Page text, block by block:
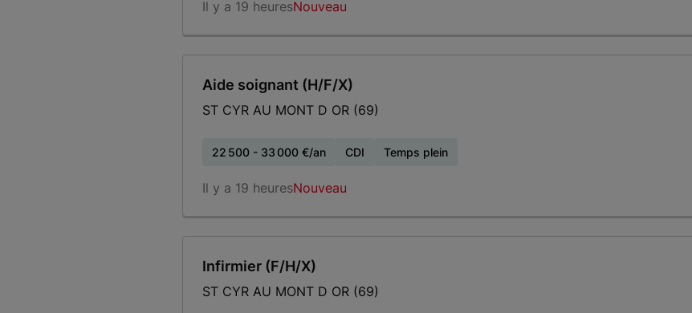
Il y a 19 heuresNouveau
Aide soignant (H/F/X)
ST CYR AU MONT D OR (69)
22 500 - 33 000 €/an CDI Temps plein
Il y a 19 heuresNouveau
Infirmier (F/H/X)
ST CYR AU MONT D OR (69)